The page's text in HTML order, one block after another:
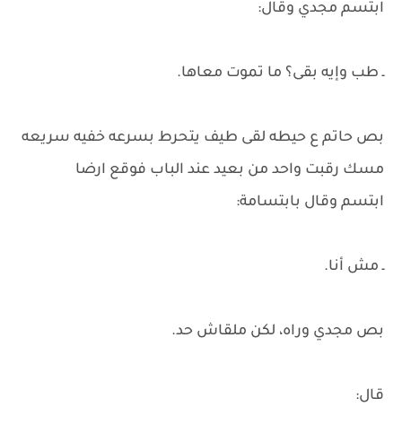
ابتسم مجدي وقال:
ـ طب وإيه بقى؟ ما تموت معاها.
بص حاتم ع حيطه لقى طيف يتحرط بسرعه خفيه سريعه
مسك رقبت واحد من بعيد عند الباب فوقع ارضا
ابتسم وقال بابتسامة:
ـ مش أنا.
بص مجدي وراه، لكن ملقاش حد.
قال: